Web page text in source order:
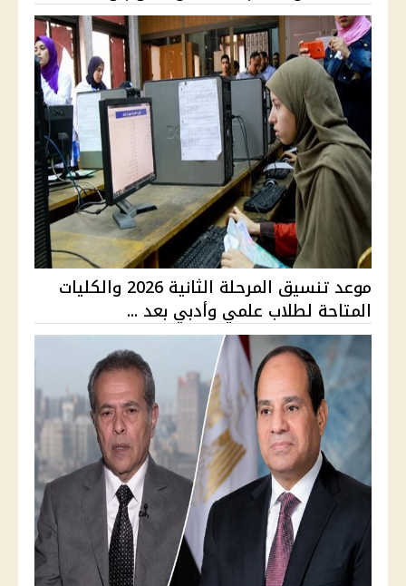
موعد تنسيق المرحلة الثانية 2026 والكليات
المتاحة لطلاب علمي وأدبي بعد ...